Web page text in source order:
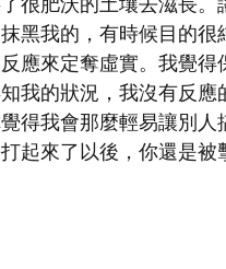
黑我的，有時候目的很
應來定奪虛實。我覺得
我的狀況，我沒有反應
得我會那麼輕易讓別人
起來了以後，你還是被